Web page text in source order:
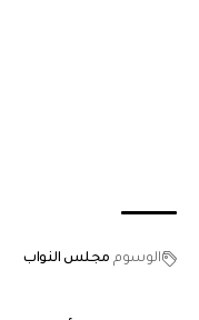
الوسوم مجلس النواب